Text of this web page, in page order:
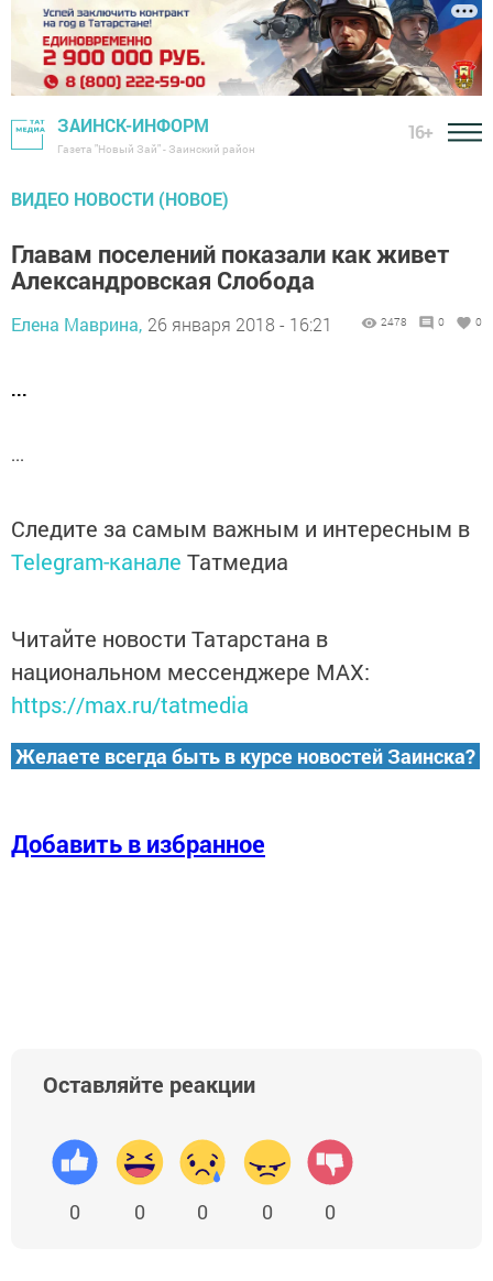
ЗАИНСК-ИНФОРМ
Газета "Новый Зай" - Заинский район
16+
ВИДЕО НОВОСТИ (НОВОЕ)
Главам поселений показали как живет
Александровская Слобода
Елена Маврина, 26 января 2018 - 16:21 2478 0 0
...
...
Следите за самым важным и интересным в
Telegram-канале Татмедиа
Читайте новости Татарстана в
национальном мессенджере MАХ:
https://max.ru/tatmedia
Желаете всегда быть в курсе новостей Заинска?
Добавить в избранное
Оставляйте реакции
0 0 0 0 0